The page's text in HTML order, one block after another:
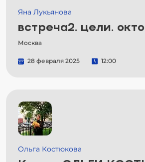
Яна Лукьянова
встреча2. цели.
Москва
28 февраля 2025 12:00
Ольга Костюкова